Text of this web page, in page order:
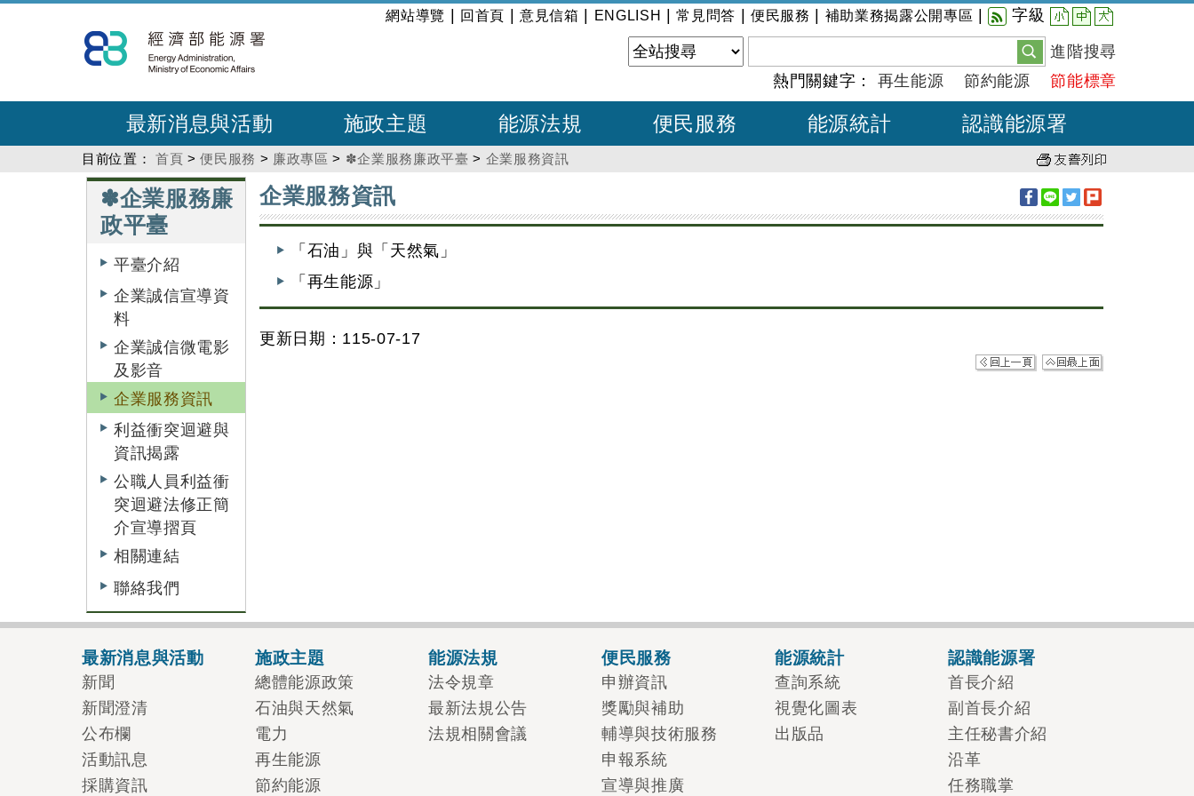
到
主
內
:::
網站導覽 回首頁 意見信箱 ENGLISH |常見問答 便民服務 補助業務揭露公開專區 字級 小 中 大
進階搜尋
熱門關鍵字： 再生能源 節約能源 節能標章
最新消息與活動 施政主題 能源法規 便民服務 能源統計 認識能源署
目前位置： 首頁 >便民服務 > 廉政專區 > ✽企業服務廉政平臺 > 企業服務資訊
✽企業服務廉
政平臺
平臺介紹
企業誠信宣導資
料
企業誠信微電影
及影音
企業服務資訊
利益衝突迴避與
資訊揭露
公職人員利益衝
突迴避法修正簡
介宣導摺頁
相關連結
聯絡我們
:::
企業服務資訊
「石油」與「天然氣」
「再生能源」
更新日期：115-07-17
最新消息與活動
新聞
新聞澄清
公布欄
活動訊息
採購資訊
施政主題
總體能源政策
石油與天然氣
電力
再生能源
節約能源
能源法規
法令規章
最新法規公告
法規相關會議
便民服務
申辦資訊
獎勵與補助
輔導與技術服務
申報系統
宣導與推廣
能源統計
查詢系統
視覺化圖表
出版品
認識能源署
首長介紹
副首長介紹
主任秘書介紹
沿革
任務職掌